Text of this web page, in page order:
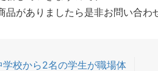
がありましたら是非お問い合わ
学校から2名の学生が職場体